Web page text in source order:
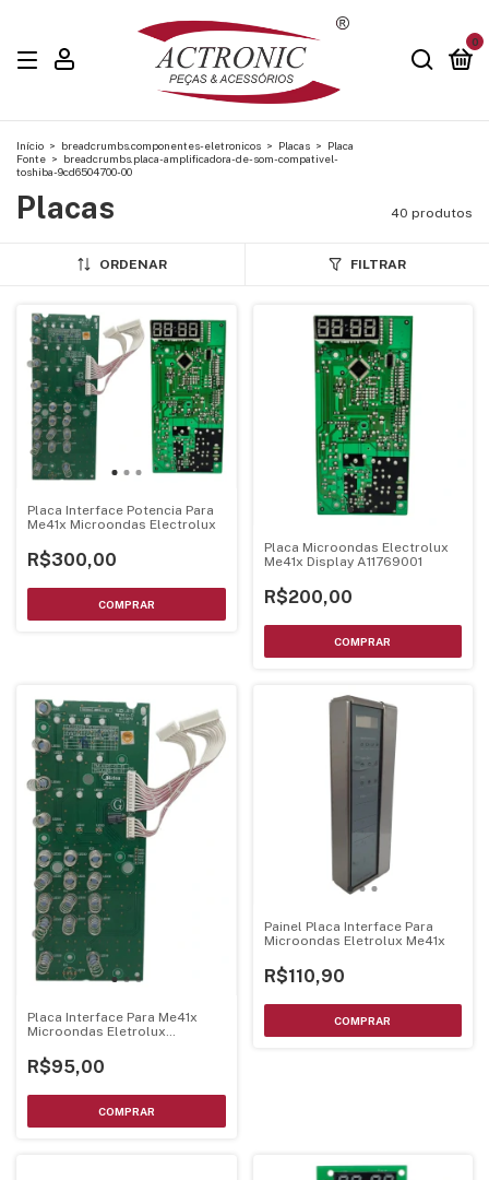
0
Início > breadcrumbs.componentes-eletronicos > Placas > Placa
Fonte > breadcrumbs.placa-amplificadora-de-som-compativel-
toshiba-9cd6504700-00
Placas 40 produtos
ORDENAR FILTRAR
Placa Interface Potencia Para
Me41x Microondas Electrolux
R$300,00
Placa Microondas Electrolux
Me41x Display A11769001
R$200,00
Placa Interface Para Me41x
Microondas Eletrolux
R$95,00
Painel Placa Interface Para
Microondas Eletrolux Me41x
R$110,90